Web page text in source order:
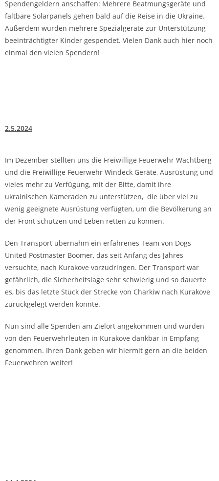
Spendengeldern anschaffen: Mehrere Beatmungsgeräte und
faltbare Solarpanels gehen bald auf die Reise in die Ukraine.
Außerdem wurden mehrere Spezialgeräte zur Unterstützung
beeinträchtigter Kinder gespendet. Vielen Dank auch hier noch
einmal den vielen Spendern!
2.5.2024
Im Dezember stellten uns die Freiwillige Feuerwehr Wachtberg
und die Freiwillige Feuerwehr Windeck Geräte, Ausrüstung und
vieles mehr zu Verfügung, mit der Bitte, damit ihre
ukrainischen Kameraden zu unterstützen, die über viel zu
wenig geeignete Ausrüstung verfügten, um die Bevölkerung an
der Front schützen und Leben retten zu können.
Den Transport übernahm ein erfahrenes Team von Dogs
United Postmaster Boomer, das seit Anfang des Jahres
versuchte, nach Kurakove vorzudringen. Der Transport war
gefährlich, die Sicherheitslage sehr schwierig und so dauerte
es, bis das letzte Stück der Strecke von Charkiw nach Kurakove
zurückgelegt werden konnte.
Nun sind alle Spenden am Zielort angekommen und wurden
von den Feuerwehrleuten in Kurakove dankbar in Empfang
genommen. Ihren Dank geben wir hiermit gern an die beiden
Feuerwehren weiter!